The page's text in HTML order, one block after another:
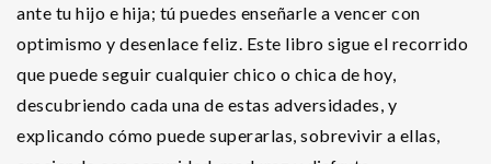
ante tu hijo e hija; tú puedes enseñarle a vencer con
optimismo y desenlace feliz. Este libro sigue el recorrido
que puede seguir cualquier chico o chica de hoy,
descubriendo cada una de estas adversidades, y
explicando cómo puede superarlas, sobrevivir a ellas,